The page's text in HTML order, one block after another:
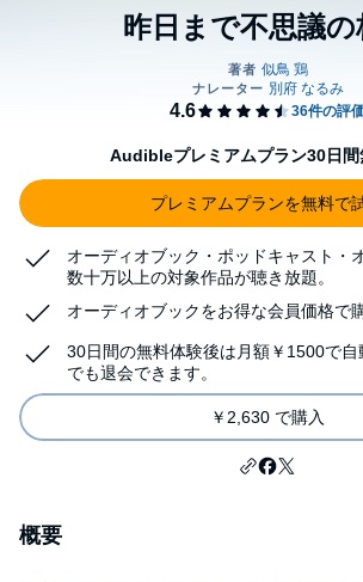
昨日まで不思議の
Audibleプレミアムプラン30日間
プレミアムプランを無料で
オーディオブック・ポッドキャスト・
数十万以上の対象作品が聴き放題。
オーディオブックをお得な会員価格で
30日間の無料体験後は月額￥1500で
でも退会できます。
￥2,630 で購入
概要